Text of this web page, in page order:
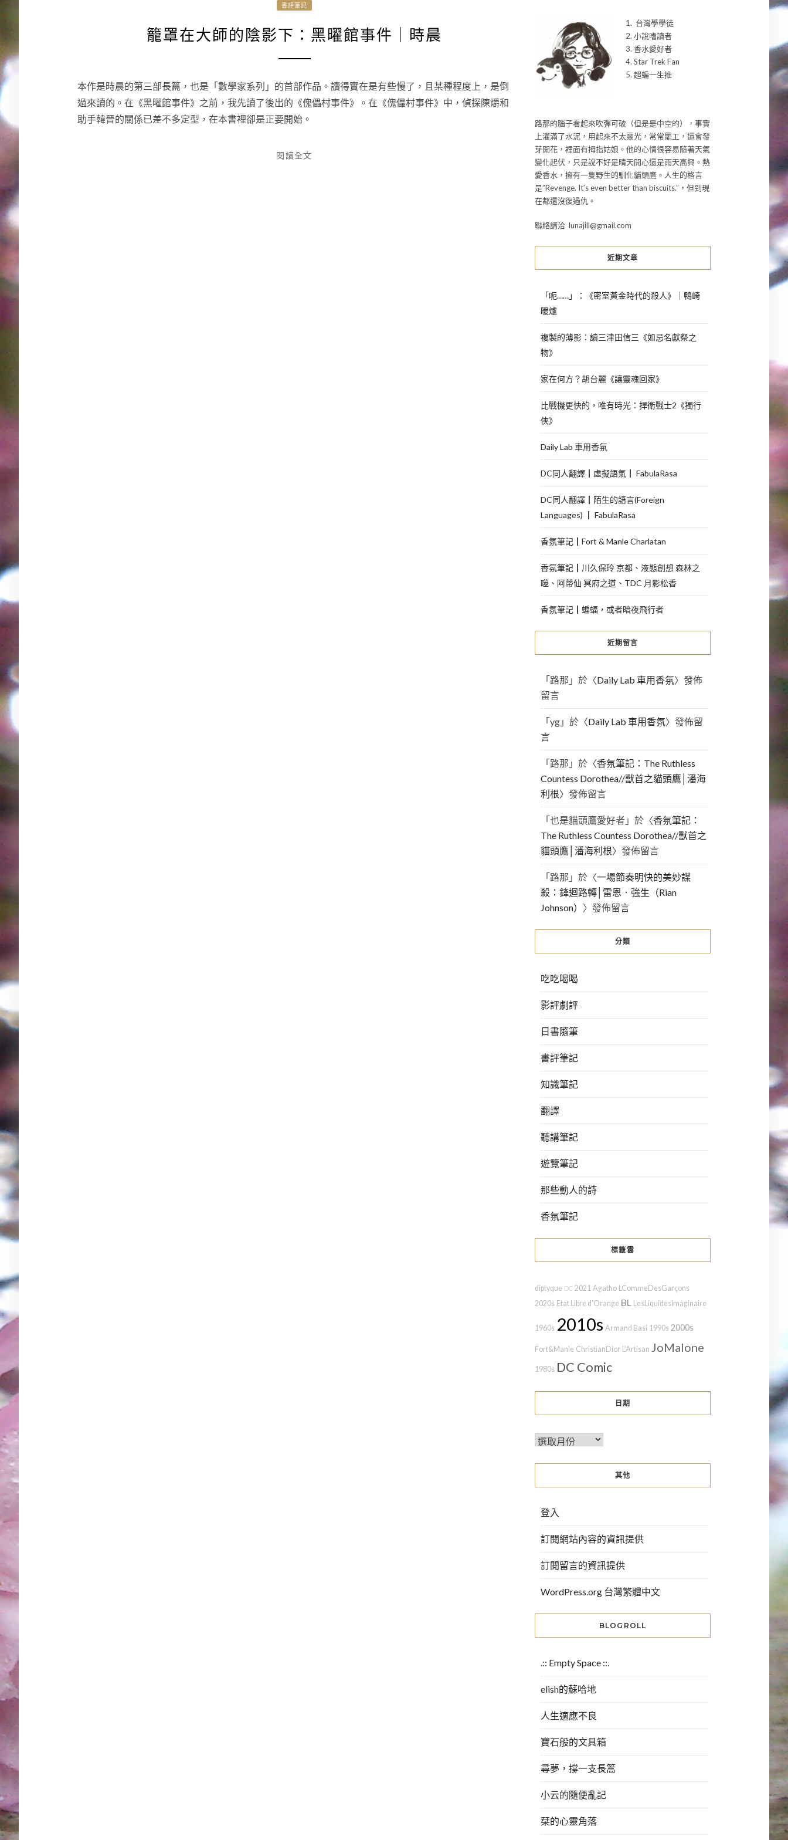
書評筆記
籠罩在大師的陰影下：黑曜館事件｜時晨
本作是時晨的第三部長篇，也是「數學家系列」的首部作品。讀得實在是有些慢了，且某種程度上，是倒
過來讀的。在《黑曜館事件》之前，我先讀了後出的《傀儡村事件》。在《傀儡村事件》中，偵探陳爝和
助手韓晉的關係已差不多定型，在本書裡卻是正要開始。
閱讀全文
1. 台灣學學徒
2. 小說嗜讀者
3. 香水愛好者
4. Star Trek Fan
5. 超蝙一生推
路那的腦子看起來吹彈可破（但是是中空的），事實
上灌滿了水泥，用起來不太靈光，常常罷工，還會發
芽開花，裡面有拇指姑娘。他的心情很容易隨著天氣
變化起伏，只是說不好是晴天開心還是雨天高興。熱
愛香水，擁有一隻野生的馴化貓頭鷹。人生的格言
是”Revenge. It’s even better than biscuits.”，但到現
在都還沒復過仇。
聯絡請洽 lunajill@gmail.com
近期文章
「呃……」：《密室黃金時代的殺人》｜鴨崎
暖爐
複製的薄影：讀三津田信三《如忌名獻祭之
物》
家在何方？胡台麗《讓靈魂回家》
比戰機更快的，唯有時光：捍衛戰士2《獨行
俠》
Daily Lab 車用香氛
DC同人翻譯┃虛擬語氣┃ FabulaRasa
DC同人翻譯┃陌生的語言(Foreign
Languages) ┃ FabulaRasa
香氛筆記┃Fort & Manle Charlatan
香氛筆記┃川久保玲 京都、液態創想 森林之
噬、阿蒂仙 冥府之道、TDC 月影松香
香氛筆記┃蝙蝠，或者暗夜飛行者
近期留言
「路那 」於〈Daily Lab 車用香氛〉發佈
留言
「yg 」於〈Daily Lab 車用香氛〉發佈留
言
「路那 」於〈香氛筆記：The Ruthless
Countess Dorothea//獸首之貓頭鷹│潘海
利根〉發佈留言
「也是貓頭鷹愛好者 」於〈香氛筆記：
The Ruthless Countess Dorothea//獸首之
貓頭鷹│潘海利根〉發佈留言
「路那 」於〈一場節奏明快的美妙謀
殺：鋒迴路轉│雷恩．強生（Rian
Johnson） 〉發佈留言
分類
吃吃喝喝
影評劇評
日書隨筆
書評筆記
知識筆記
翻譯
聽講筆記
遊覽筆記
那些動人的詩
香氛筆記
標籤雲
diptyque DC 2021 Agatho LCommeDesGarçons
2020s Etat Libre d’Orange BL LesLiquidesImaginaire
1960s 2010s Armand Basi 1990s 2000s
Fort&Manle ChristianDior L'Artisan JoMalone
1980s DC Comic
日期
其他
登入
訂閱網站內容的資訊提供
訂閱留言的資訊提供
WordPress.org 台灣繁體中文
BLOGROLL
.:: Empty Space ::.
elish的蘇哈地
人生適應不良
寶石般的文具箱
尋夢，撐一支長篙
小云的隨便亂記
栞的心靈角落